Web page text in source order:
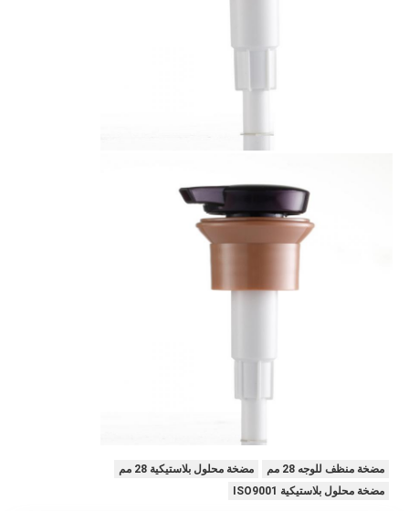
مضخة منظف للوجه 28 مم
مضخة محلول بلاستيكية 28 مم
مضخة محلول بلاستيكية ISO9001